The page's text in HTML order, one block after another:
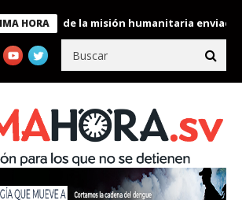
HORAde la misión humanitaria enviada a